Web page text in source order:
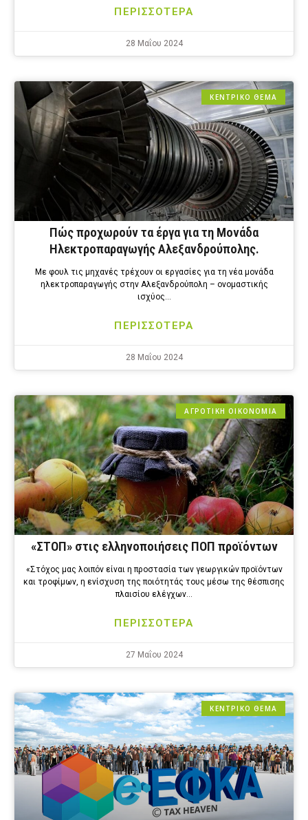
ΠΕΡΙΣΣΟΤΕΡΑ
28 Μαΐου 2024
ΚΕΝΤΡΙΚΟ ΘΕΜΑ
Πώς προχωρούν τα έργα για τη Μονάδα
Ηλεκτροπαραγωγής Αλεξανδρούπολης.
Με φουλ τις μηχανές τρέχουν οι εργασίες για τη νέα μονάδα
ηλεκτροπαραγωγής στην Αλεξανδρούπολη – ονομαστικής
ισχύος…
ΠΕΡΙΣΣΟΤΕΡΑ
28 Μαΐου 2024
ΑΓΡΟΤΙΚΗ ΟΙΚΟΝΟΜΙΑ
«ΣΤΟΠ» στις ελληνοποιήσεις ΠΟΠ προϊόντων
«Στόχος μας λοιπόν είναι η προστασία των γεωργικών προϊόντων
και τροφίμων, η ενίσχυση της ποιότητάς τους μέσω της θέσπισης
πλαισίου ελέγχων…
ΠΕΡΙΣΣΟΤΕΡΑ
27 Μαΐου 2024
ΚΕΝΤΡΙΚΟ ΘΕΜΑ